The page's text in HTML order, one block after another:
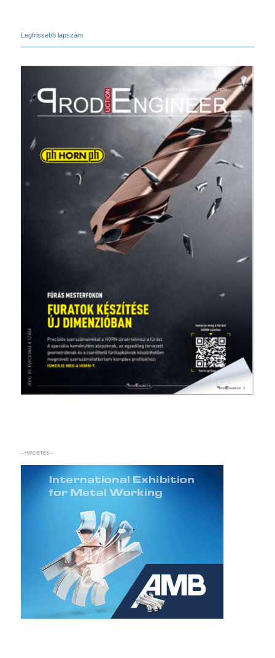
Legfrissebb lapszám
– HIRDETÉS –